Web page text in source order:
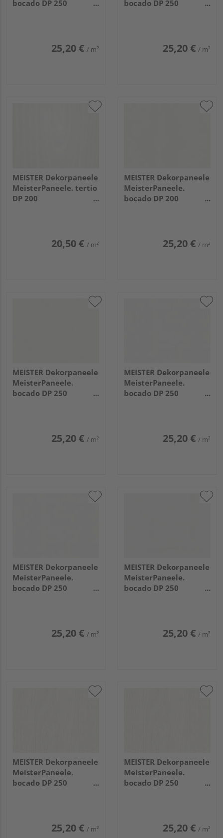
bocado DP 250
25,20 € / m²
bocado DP 250
25,20 € / m²
MEISTER Dekorpaneele
MeisterPaneele. tertio
DP 200
20,50 € / m²
MEISTER Dekorpaneele
MeisterPaneele.
bocado DP 200
25,20 € / m²
MEISTER Dekorpaneele
MeisterPaneele.
bocado DP 250
25,20 € / m²
MEISTER Dekorpaneele
MeisterPaneele.
bocado DP 250
25,20 € / m²
MEISTER Dekorpaneele
MeisterPaneele.
bocado DP 250
25,20 € / m²
MEISTER Dekorpaneele
MeisterPaneele.
bocado DP 250
25,20 € / m²
MEISTER Dekorpaneele
MeisterPaneele.
bocado DP 250
25,20 € / m²
MEISTER Dekorpaneele
MeisterPaneele.
bocado DP 250
25,20 € / m²